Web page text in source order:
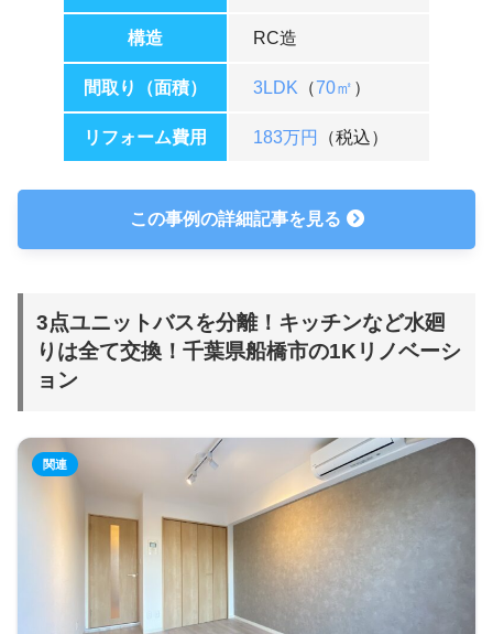
構造 RC造
間取り（面積） 3LDK （70㎡ ）
リフォーム費用 183万円 （税込）
この事例の詳細記事を見る
3点ユニットバスを分離！キッチンなど水廻
りは全て交換！千葉県船橋市の1Kリノベーシ
ョン